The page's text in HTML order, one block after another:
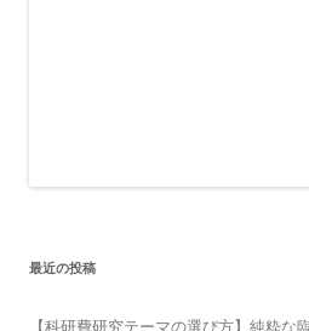
最近の投稿
【科研費研究テーマの選び方】純粋な